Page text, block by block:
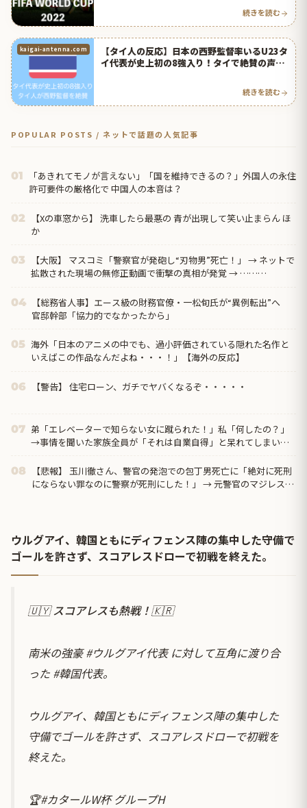
続きを読む
kaigai-antenna.com
【タイ人の反応】日本の西野監督率いるU23タ
イ代表が史上初の8強入り！タイで絶賛の声！
続きを読む
POPULAR POSTS / ネットで話題の人気記事
01
「あきれてモノが言えない」「国を維持できるの？」外国人の永住
許可要件の厳格化で 中国人の本音は？
02
【Xの車窓から】 洗車したら最悪の 青が出現して笑い止まらん ほ
か
03
【大阪】 マスコミ「警察官が発砲し“刃物男”死亡！」 → ネットで
拡散された現場の無修正動画で衝撃の真相が発覚 → ………
04
【総務省人事】エース級の財務官僚・一松旬氏が“異例転出”へ
官邸幹部「協力的でなかったから」
05 海外「日本のアニメの中でも、過小評価されている隠れた名作と
いえばこの作品なんだよね・・・！」【海外の反応】
06 【警告】 住宅ローン、ガチでヤバくなるぞ・・・・・
07 弟「エレベーターで知らない女に蹴られた！」私「何したの？」
→事情を聞いた家族全員が「それは自業自得」と呆れてしまい…
08
【悲報】 玉川徹さん、警官の発泡での包丁男死亡に「絶対に死刑
にならない罪なのに警察が死刑にした！」 → 元警官のマジレスが
ウルグアイ、韓国ともにディフェンス陣の集中した守備で
ゴールを許さず、スコアレスドローで初戦を終えた。
🇺🇾 スコアレスも熱戦！🇰🇷
南米の強豪#ウルグアイ代表に対して互角に渡り合
った #韓国代表。
ウルグアイ、韓国ともにディフェンス陣の集中した
守備でゴールを許さず、スコアレスドローで初戦を
終えた。
🏆#カタールW杯グループH